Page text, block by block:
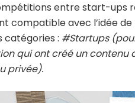
entre start-ups
avec l’idée
catégories : #Startups
qui ont créé un
privée).